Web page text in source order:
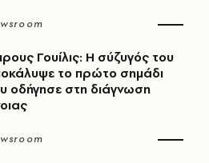
Γουίλις: Η σύζυγός του
το πρώτο σημάδι
οδήγησε στη διάγνωση